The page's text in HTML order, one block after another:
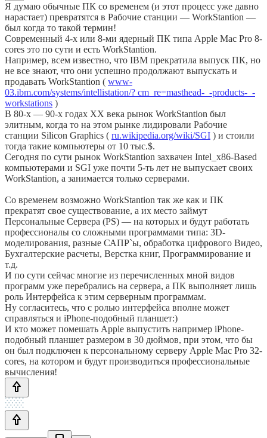
Я думаю обычные ПК со временем (и этот процесс уже давно
нарастает) превратятся в Рабочие станции — WorkStantion —
был когда то такой термин!
Современный 4-х или 8-ми ядерный ПК типа Apple Mac Pro 8-
cores это по сути и есть WorkStantion.
Например, всем известно, что IBM прекратила выпуск ПК, но
не все знают, что они успешно продолжают выпускать и
продавать WorkStantion ( www-
03.ibm.com/systems/intellistation/? cm_re=masthead-_-products-_-
workstations )
В 80-х — 90-х годах XX века рынок WorkStantion был
элитным, когда то на этом рынке лидировали Рабочие
станции Silicon Graphics ( ru.wikipedia.org/wiki/SGI ) и стоили
тогда такие компьютеры от 10 тыс.$.
Сегодня по сути рынок WorkStantion захвачен Intel_x86-Based
компьютерами и SGI уже почти 5-ть лет не выпускает своих
WorkStantion, а занимается только серверами.
Со временем возможно WorkStantion так же как и ПК
прекратят свое существование, а их место займут
Персональные Сервера (PS) — на которых и будут работать
профессионалы со сложными программами типа: 3D-
моделирования, разные САПР`ы, обработка цифрового Видео,
Бухгалтерские расчеты, Верстка книг, Программирование и
т.д.
И по сути сейчас многие из перечисленных мной видов
программ уже перебрались на сервера, а ПК выполняет лишь
роль Интерфейса к этим серверным программам.
Ну согласитесь, что с ролью интерфейса вполне может
справляться и iPhone-подобный планшет:)
И кто может помешать Apple выпустить например iPhone-
подобный планшет размером в 30 дюймов, при этом, что бы
он был подключен к персональному серверу Apple Mac Pro 32-
cores, на котором и будут производиться профессиональные
вычисления!